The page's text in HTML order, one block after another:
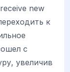
new
к
с
увеличив